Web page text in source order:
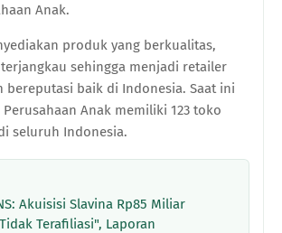
Anak.
produk yang berkualitas,
sehingga menjadi retailer
bereputasi baik di Indonesia. Saat ini
Anak memiliki 123 toko
seluruh Indonesia.
Akuisisi Slavina Rp85 Miliar
Terafiliasi", Laporan